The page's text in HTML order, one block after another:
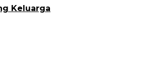
Keluarga